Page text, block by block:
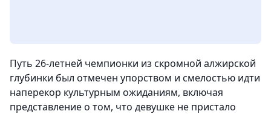
Путь 26-летней чемпионки из скромной алжирской
глубинки был отмечен упорством и смелостью идти
наперекор культурным ожиданиям, включая
представление о том, что девушке не пристало